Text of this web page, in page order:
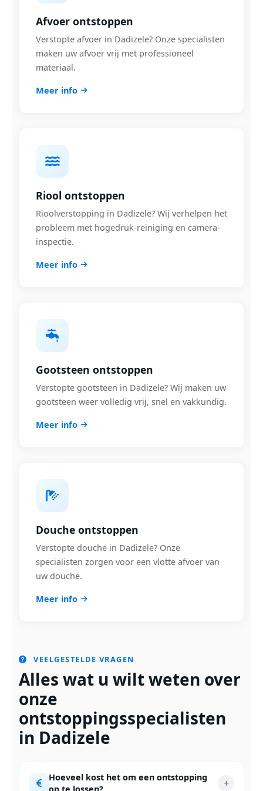
Afvoer ontstoppen
Verstopte afvoer in Dadizele? Onze specialisten
maken uw afvoer vrij met professioneel
materiaal.
Meer info
Riool ontstoppen
Rioolverstopping in Dadizele? Wij verhelpen het
probleem met hogedruk-reiniging en camera-
inspectie.
Meer info
Gootsteen ontstoppen
Verstopte gootsteen in Dadizele? Wij maken uw
gootsteen weer volledig vrij, snel en vakkundig.
Meer info
Douche ontstoppen
Verstopte douche in Dadizele? Onze
specialisten zorgen voor een vlotte afvoer van
uw douche.
Meer info
VEELGESTELDE VRAGEN
Alles wat u wilt weten over
onze
ontstoppingsspecialisten
in Dadizele
Hoeveel kost het om een ontstopping